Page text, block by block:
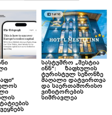
სასტუმრო „მესტია
ინნ“: ზაფხულის
ტურისტულ სეზონზე
მაღალი დატვირთვა
და საერთაშორისო
ვიზიტორების
სიმრავლეა